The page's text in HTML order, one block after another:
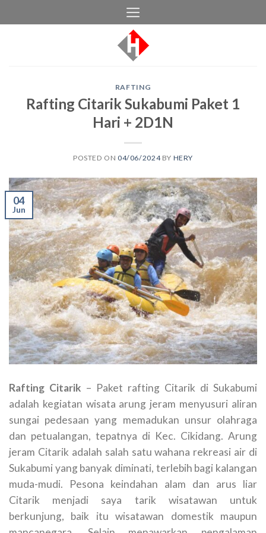
to
RAFTING
Rafting Citarik Sukabumi Paket 1
Hari + 2D1N
POSTED ON04/06/2024BY HERY
04
Jun
Rafting Citarik – Paket rafting Citarik di Sukabumi
adalah kegiatan wisata arung jeram menyusuri aliran
sungai pedesaan yang memadukan unsur olahraga
dan petualangan, tepatnya di Kec. Cikidang. Arung
jeram Citarik adalah salah satu wahana rekreasi air di
Sukabumi yang banyak diminati, terlebih bagi kalangan
muda-mudi. Pesona keindahan alam dan arus liar
Citarik menjadi saya tarik wisatawan untuk
berkunjung, baik itu wisatawan domestik maupun